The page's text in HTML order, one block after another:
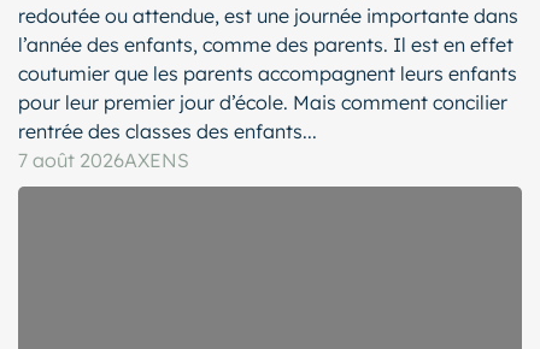
redoutée ou attendue, est une journée importante dans
l’année des enfants, comme des parents. Il est en effet
coutumier que les parents accompagnent leurs enfants
pour leur premier jour d’école. Mais comment concilier
rentrée des classes des enfants...
7 août 2026AXENS